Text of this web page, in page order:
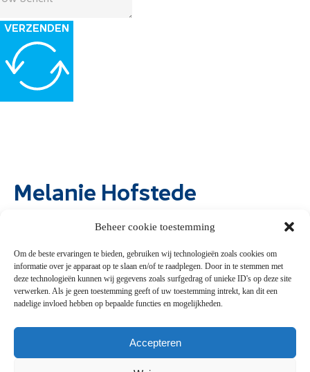
Beheer cookie toestemming
Om de beste ervaringen te bieden, gebruiken wij technologieën zoals cookies om
informatie over je apparaat op te slaan en/of te raadplegen. Door in te stemmen met
deze technologieën kunnen wij gegevens zoals surfgedrag of unieke ID's op deze site
verwerken. Als je geen toestemming geeft of uw toestemming intrekt, kan dit een
nadelige invloed hebben op bepaalde functies en mogelijkheden.
Accepteren
VERZENDEN
Melanie Hofstede
info@hetgrootstekennisfestival.nl
Snel naar
Presentaties
Contact